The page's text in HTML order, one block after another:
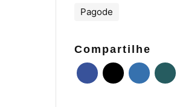
Pagode
Compartilhe